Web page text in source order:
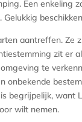
Een
aantreffen.
zit er
te
onbekende
begrijpelijk, want
wilt nemen.